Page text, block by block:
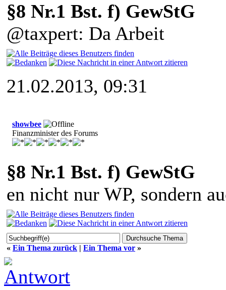
§8 Nr.1 Bst. f) GewStG
@taxpert: Da Arbeit
21.02.2013, 09:31
showbee
Finanzminister des Forums
§8 Nr.1 Bst. f) GewStG
en nicht nur WP, sondern
« Ein Thema zurück | Ein Thema vor »